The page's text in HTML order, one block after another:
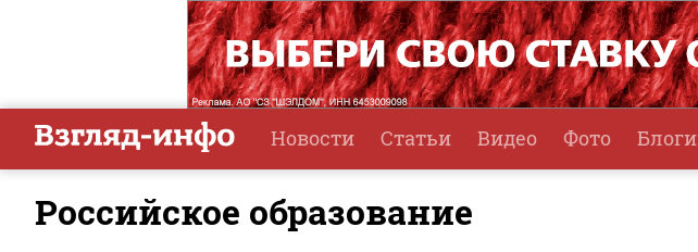
Новости Статьи Видео Фото Блоги
российское образование